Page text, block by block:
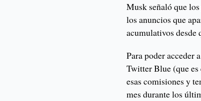
Musk señaló que
los anuncios que
acumulativos desde
Para poder acceder
Twitter Blue (que es
esas comisiones y
mes durante los